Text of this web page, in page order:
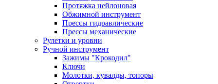
Протяжка нейлоновая
Обжимной инструмент
Прессы гидравлические
Прессы механические
Рулетки и уровни
Ручной инструмент
Зажимы "Крокодил"
Ключи
Молотки, кувалды, топоры